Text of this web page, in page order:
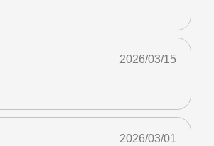
2026/03/15
2026/03/01